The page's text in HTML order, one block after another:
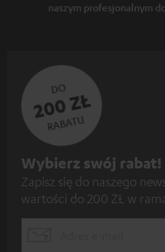
naszym profesjonalnym
DO
200 ZŁ
RABATU
Z
a
p
Wybierz swój rabat!
Zapisz się do naszego
wartości do 200 ZŁ w